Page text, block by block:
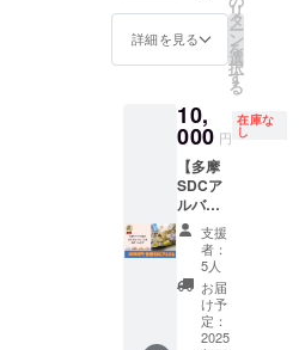
日、雨
天時は
4/27(日)
ます。
順延日
いて
も、開
催当日
の天候
や、注
意報・
警報級
の気象
予報が
出され
も開催
してい
きやす
い場所
【注意
事項】
・備考
欄に、
掲載す
るお名
前(個
人・会
社・団
体名)を
ト１枚
につ
なりま
す。(2
人での
乗車も
可能で
す) ・こ
のチ
ケット
には、
ゴー
カート
乗車代
を含み
ストパ
スで
す。 ・
ゴー
の受付
スタッ
フに、
クラウ
ドファ
ンディ
ングの
ファス
トパス
お申込
みメー
ルを提
示くだ
詳細を見る
リ
タ
ー
ン
を
選
択
す
る
10,
000 円
在庫な
し
【多摩
SDCア
ルバ
ム】 多
摩SDC
の普段
の活動
の様子
をまと
めたア
支援
者：
5人
お届
け予
定：
2025